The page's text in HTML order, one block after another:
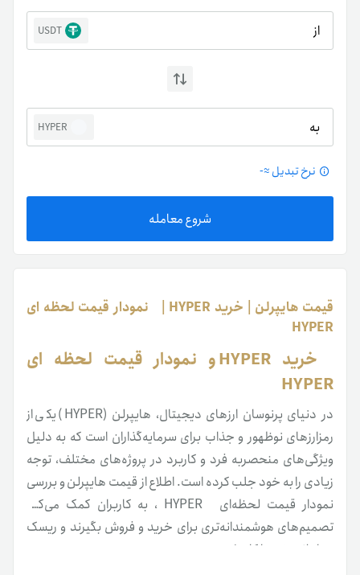
از USDT
به HYPER
نرخ تبدیل ≈-
شروع معامله
قیمت هایپرلن | خرید HYPER | نمودار قیمت لحظه ای
HYPER
خرید HYPER و نمودار قیمت لحظه ای
HYPER
در دنیای پرنوسان ارزهای دیجیتال، هایپرلن (HYPER) یکی از
رمزارزهای نوظهور و جذاب برای سرمایه‌گذاران است که به دلیل
ویژگی‌های منحصربه ‌فرد و کاربرد در پروژه‌های مختلف، توجه
زیادی را به خود جلب کرده است. اطلاع از قیمت هایپرلن و بررسی
نمودار قیمت لحظه‌ای HYPER ، به کاربران کمک می‌کند
تصمیم‌های هوشمندانه‌تری برای خرید و فروش بگیرند و ریسک
معاملات خود را کاهش دهند.